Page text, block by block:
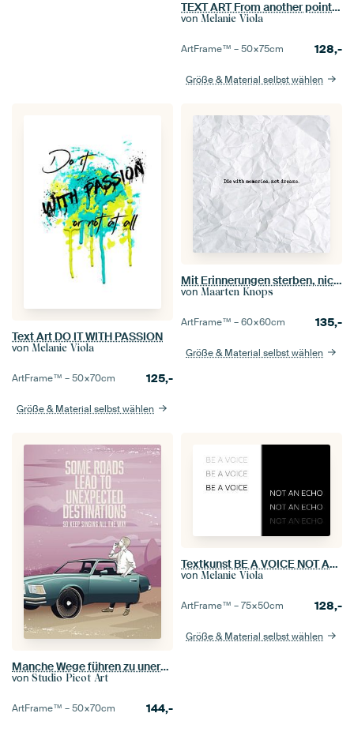
TEXT ART From another point of view | Farbspritzer
von Melanie Viola
ArtFrame™ –50×75cm 128,-
Größe & Material selbst wählen
Text Art DO IT WITH PASSION
von Melanie Viola
ArtFrame™ –50×70cm 125,-
Größe & Material selbst wählen
Mit Erinnerungen sterben, nicht mit Träumen
von Maarten Knops
ArtFrame™ –60×60cm 135,-
Größe & Material selbst wählen
Manche Wege führen zu unerwarteten Zielen
von Studio Picot Art
ArtFrame™ –50×70cm 144,-
Textkunst BE A VOICE NOT AN ECHO
von Melanie Viola
ArtFrame™ –75×50cm 128,-
Größe & Material selbst wählen